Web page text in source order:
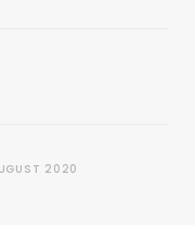
2020